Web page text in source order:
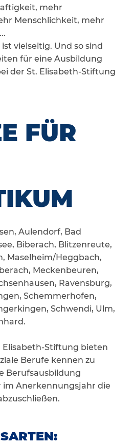
mehr
Menschlichkeit, mehr
vielseitig. Und so sind
für eine Ausbildung
der St. Elisabeth-Stiftung
FÜR
Aulendorf, Bad
Biberach, Blitzenreute,
Maselheim/Heggbach,
Meckenbeuren,
Ravensburg,
Schemmerhofen,
Schwendi, Ulm,
Elisabeth-Stiftung bieten
Berufe kennen zu
Berufsausbildung
im Anerkennungsjahr die